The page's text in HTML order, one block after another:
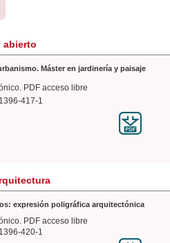
abierto
Máster en jardinería y paisaje
PDF acceso libre
417-1
expresión poligráfica arquitectónica
PDF acceso libre
420-1